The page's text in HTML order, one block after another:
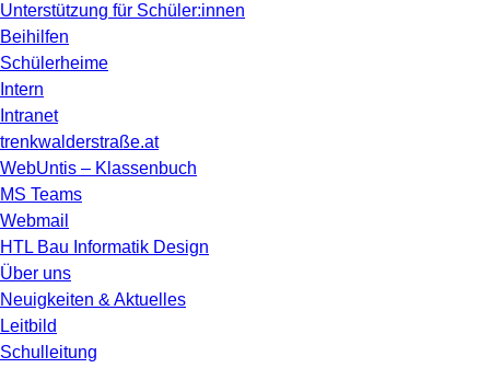
Unterstützung für Schüler:innen
Beihilfen
Schülerheime
Intern
Intranet
trenkwalderstraße.at
WebUntis – Klassenbuch
MS Teams
Webmail
HTL Bau Informatik Design
Über uns
Neuigkeiten & Aktuelles
Leitbild
Schulleitung